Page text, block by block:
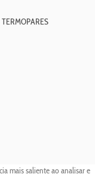
mais saliente ao analisar e